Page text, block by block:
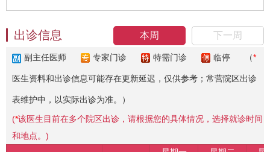
本周 下一周
出诊信息
副主任医师 专家门诊 特需门诊 临停 （*
医生资料和出诊信息可能存在更新延迟，仅供参考；常营院区出诊
表维护中，以实际出诊为准。）
(*该医生目前在多个院区出诊，请根据您的具体情况，选择就诊时间
和地点。)